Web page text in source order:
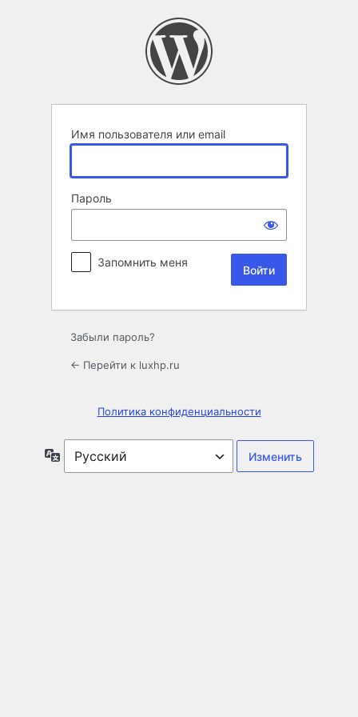
Имя пользователя или email
Пароль
Запомнить меня
Забыли пароль?
← Перейти к luxhp.ru
Политика конфиденциальности
Язык